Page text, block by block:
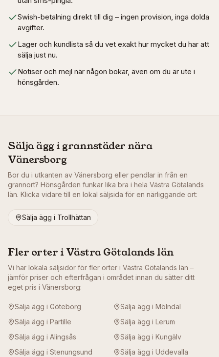
Swish-betalning direkt till dig – ingen provision, inga dolda
avgifter.
Lager och kundlista så du vet exakt hur mycket du har att
sälja just nu.
Notiser och mejl när någon bokar, även om du är ute i
hönsgården.
Sälja ägg i grannstäder nära
Vänersborg
Bor du i utkanten av Vänersborg eller pendlar in från en
grannort? Hönsgården funkar lika bra i hela Västra Götalands
län. Klicka vidare till en lokal säljsida för en närliggande ort:
Sälja ägg i Trollhättan
Fler orter i Västra Götalands län
Vi har lokala säljsidor för fler orter i Västra Götalands län –
jämför priser och efterfrågan i området innan du sätter ditt
eget pris i Vänersborg:
Sälja ägg i Göteborg Sälja ägg i Mölndal
Sälja ägg i Partille Sälja ägg i Lerum
Sälja ägg i Alingsås Sälja ägg i Kungälv
Sälja ägg i Stenungsund Sälja ägg i Uddevalla